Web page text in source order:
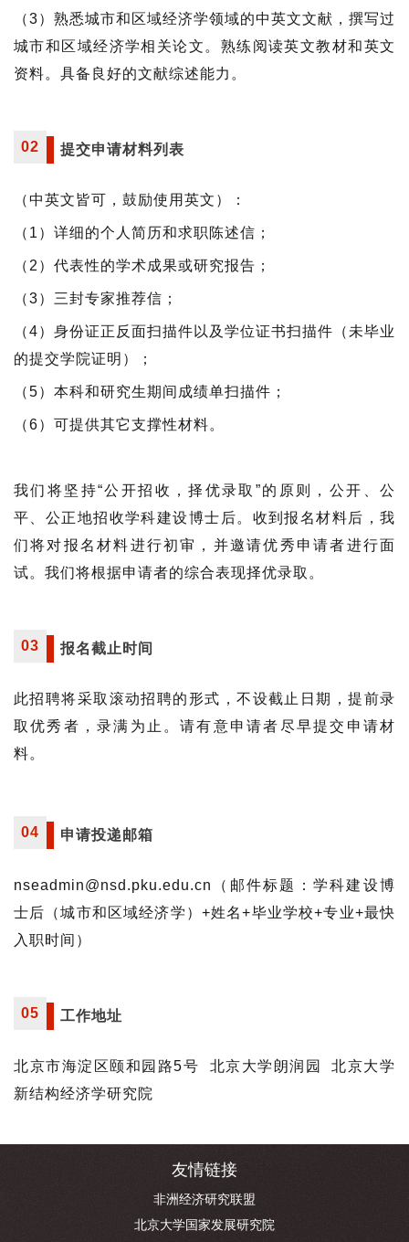
（3）熟悉城市和区域经济学领域的中英文文献，撰写过
城市和区域经济学相关论文。熟练阅读英文教材和英文
资料。具备良好的文献综述能力。
02 提交申请材料列表
（中英文皆可，鼓励使用英文）：
（1）详细的个人简历和求职陈述信；
（2）代表性的学术成果或研究报告；
（3）三封专家推荐信；
（4）身份证正反面扫描件以及学位证书扫描件（未毕业
的提交学院证明）；
（5）本科和研究生期间成绩单扫描件；
（6）可提供其它支撑性材料。
我们将坚持“公开招收，择优录取”的原则，公开、公
平、公正地招收学科建设博士后。收到报名材料后，我
们将对报名材料进行初审，并邀请优秀申请者进行面
试。我们将根据申请者的综合表现择优录取。
03 报名截止时间
此招聘将采取滚动招聘的形式，不设截止日期，提前录
取优秀者，录满为止。请有意申请者尽早提交申请材
料。
04 申请投递邮箱
nseadmin@nsd.pku.edu.cn（邮件标题：学科建设博
士后（城市和区域经济学）+姓名+毕业学校+专业+最快
入职时间）
05 工作地址
北京市海淀区颐和园路5号 北京大学朗润园 北京大学
新结构经济学研究院
友情链接
非洲经济研究联盟
北京大学国家发展研究院